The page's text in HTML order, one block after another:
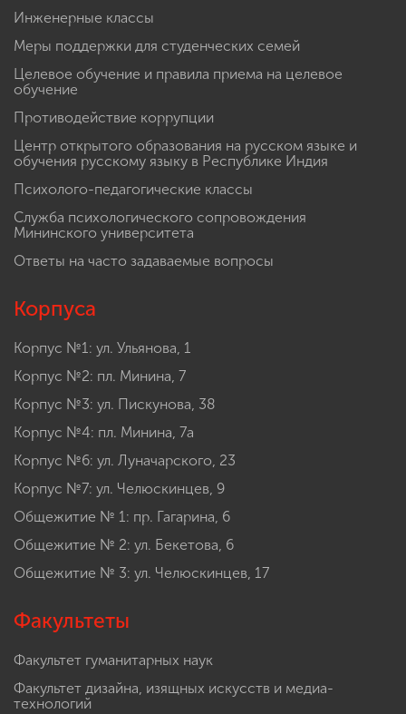
Инженерные классы
Меры поддержки для студенческих семей
Целевое обучение и правила приема на целевое
обучение
Противодействие коррупции
Центр открытого образования на русском языке и
обучения русскому языку в Республике Индия
Психолого-педагогические классы
Служба психологического сопровождения
Мининского университета
Ответы на часто задаваемые вопросы
Корпуса
Корпус №1: ул. Ульянова, 1
Корпус №2: пл. Минина, 7
Корпус №3: ул. Пискунова, 38
Корпус №4: пл. Минина, 7а
Корпус №6: ул. Луначарского, 23
Корпус №7: ул. Челюскинцев, 9
Общежитие № 1: пр. Гагарина, 6
Общежитие № 2: ул. Бекетова, 6
Общежитие № 3: ул. Челюскинцев, 17
Факультеты
Факультет гуманитарных наук
Факультет дизайна, изящных искусств и медиа-
технологий